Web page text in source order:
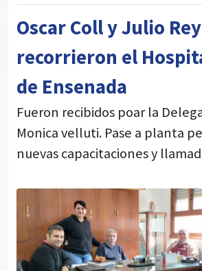
Oscar Coll y Julio
recorrieron el
de Ensenada
Fueron recibidos poar la
Monica velluti. Pase a planta
nuevas capacitaciones y